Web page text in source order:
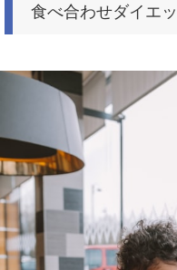
食べ合わせダイエ